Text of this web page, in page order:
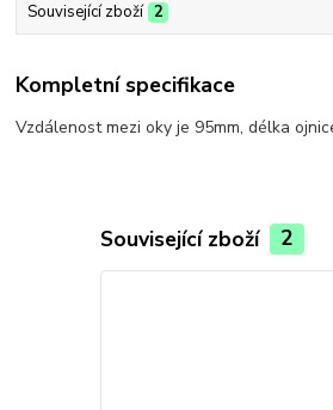
Související zboží 2
Kompletní specifikace
Vzdálenost mezi oky je 95mm, délka
Související zboží 2